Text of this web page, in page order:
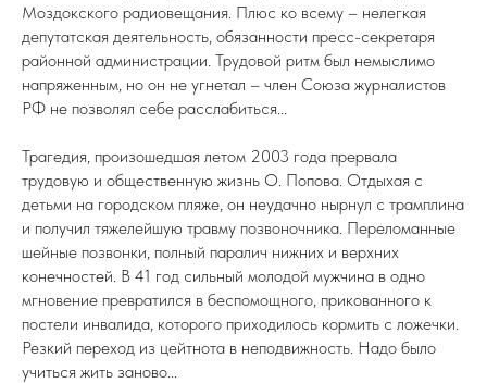
Моздокского радиовещания. Плюс ко всему – нелегкая
депутатская деятельность, обязанности пресс-секретаря
районной администрации. Трудовой ритм был немыслимо
напряженным, но он не угнетал – член Союза журналистов
РФ не позволял себе расслабиться...
Трагедия, произошедшая летом 2003 года прервала
трудовую и общественную жизнь О. Попова. Отдыхая с
детьми на городском пляже, он неудачно нырнул с трамплина
и получил тяжелейшую травму позвоночника. Переломанные
шейные позвонки, полный паралич нижних и верхних
конечностей. В 41 год сильный молодой мужчина в одно
мгновение превратился в беспомощного, прикованного к
постели инвалида, которого приходилось кормить с ложечки.
Резкий переход из цейтнота в неподвижность. Надо было
учиться жить заново...